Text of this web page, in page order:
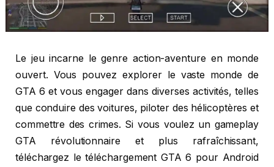
Le jeu incarne le genre action-aventure en monde
ouvert. Vous pouvez explorer le vaste monde de
GTA 6 et vous engager dans diverses activités, telles
que conduire des voitures, piloter des hélicoptères et
commettre des crimes. Si vous voulez un gameplay
GTA révolutionnaire et plus rafraîchissant,
téléchargez le téléchargement GTA 6 pour Android